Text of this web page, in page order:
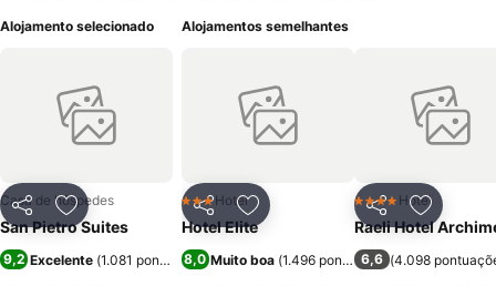
Alojamento selecionado
PartilharAdicionar aos favoritos
Casa de hóspedes
San Pietro Suites
9,2 Excelente (1.081 pontuações)
Alojamentos semelhantes
PartilharAdicionar aos favoritos
3 Estrelas
Hotel
Hotel Elite
8,0 Muito boa (1.496 pontuações)
Partilhar
4 EstrelasHotel
Raeli Hotel
6,6 (4.098